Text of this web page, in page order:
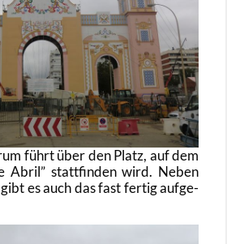
führt über den Platz, auf dem
Abril statt­fin­den wird. Neben
es auch das fast fer­tig auf­ge­